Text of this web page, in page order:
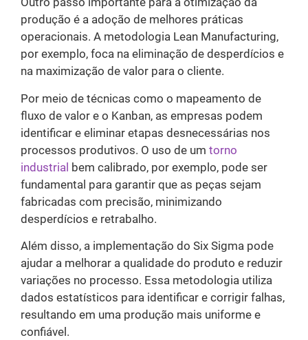
produção é a adoção de melhores práticas
operacionais. A metodologia Lean Manufacturing,
por exemplo, foca na eliminação de desperdícios e
na maximização de valor para o cliente.
Por meio de técnicas como o mapeamento de
fluxo de valor e o Kanban, as empresas podem
identificar e eliminar etapas desnecessárias nos
processos produtivos. O uso de um torno
industrial bem calibrado, por exemplo, pode ser
fundamental para garantir que as peças sejam
fabricadas com precisão, minimizando
desperdícios e retrabalho.
Além disso, a implementação do Six Sigma pode
ajudar a melhorar a qualidade do produto e reduzir
variações no processo. Essa metodologia utiliza
dados estatísticos para identificar e corrigir falhas,
resultando em uma produção mais uniforme e
confiável.